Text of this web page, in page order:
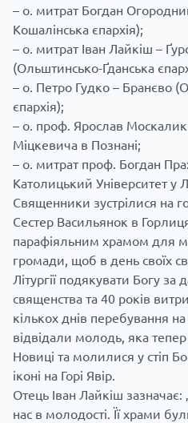
– о. митрат Богдан
Кошалінська єпархія);
– о. митрат Іван Лайкіш –
(Ольштинсько-Ґданська
– о. Петро Гудко – Бранєво
єпархія);
– о. проф. Ярослав Москалик
Міцкевича в Познані;
– о. митрат проф. Богдан
Католицький Університет у
Священники зустрілися на
Сестер Васильянок в
парафіяльним храмом для
громади, щоб в день своїх
Літургії подякувати Богу
священства та 40 років
кількох днів перебування
відвідали молодь, яка
Новиці та молилися у стіп
іконі на Горі Явір.
Отець Іван Лайкіш
нас в молодості. Її храми